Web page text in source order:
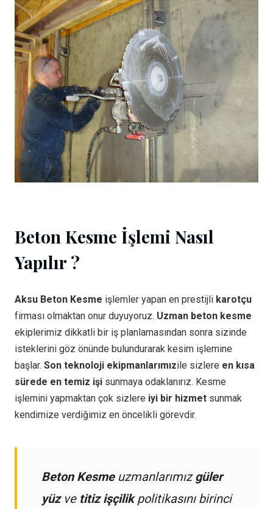
Beton Kesme İşlemi Nasıl
Yapılır ?
Aksu Beton Kesme işlemler yapan en prestijli karotçu
firması olmaktan onur duyuyoruz. Uzman beton kesme
ekiplerimiz dikkatli bir iş planlamasından sonra sizinde
isteklerini göz önünde bulundurarak kesim işlemine
başlar. Son teknoloji ekipmanlarımızile sizlere en kısa
sürede en temiz işi sunmaya odaklanırız. Kesme
işlemini yapmaktan çok sizlere iyi bir hizmet sunmak
kendimize verdiğimiz en öncelikli görevdir.
Beton Kesmeuzmanlarımızgüler
yüzve titiz işçilikpolitikasını birinci